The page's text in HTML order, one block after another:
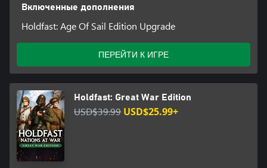
Включенные дополнения
Holdfast: Age Of Sail Edition Upgrade
ПЕРЕЙТИ К ИГРЕ
Holdfast: Great War Edition
USD$39.99 USD$25.99+